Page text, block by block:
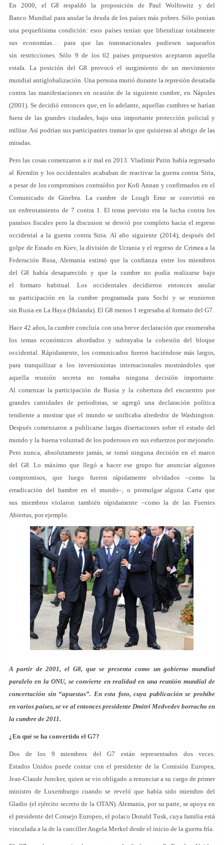
En 2000, el G8 respaldó la proposición de Paul Wolfowitz y del
Banco Mundial para anular la deuda de los países más pobres. Sólo ponían
una pequeñísima condición: esos países tenían que liberalizar totalmente
sus economías… para que las transnacionales pudiesen saquearlos
sin restricciones. Sólo 9 de los 62 países propuestos aceptaron aquella
estafa. La posición del G8 provocó el surgimiento de un movimiento
mundial antiglobalización. Una persona murió durante la represión desatada
contra las manifestaciones en ocasión de la siguiente cumbre, en Nápoles
(2001). Se decidió entonces que, en lo adelante, aquellas cumbres se harían
fuera de las grandes ciudades, bajo una importante protección policial y
militar. Así podrían sus participantes tramar lo que quisieran al abrigo de las
miradas.
Pero las cosas comenzaron a ir mal en 2013. Vladimir Putin había regresado
al Kremlin y los occidentales acababan de reactivar la guerra contra Siria,
a pesar de los compromisos contraídos por Kofi Annan y confirmados en el
Comunicado de Ginebra. La cumbre de Lough Erne se convirtió en
un enfrentamiento de 7 contra 1. El tema previsto era la lucha contra los
paraísos fiscales pero la discusion se desvió por completo hacia el regreso
occidental a la guerra contra Siria. Al año siguiente (2014), después del
golpe de Estado en Kiev, la división de Ucrania y el regreso de Crimea a la
Federación Rusa, Alemania estimó que la confianza entre los miembros
del G8 había desaparecido y que la cumbre no podía realizarse bajo
el formato habitual. Los occidentales decidieron entonces anular
su participación en la cumbre programada para Sochi y se reunieron
sin Rusia en La Haya (Holanda). El G8 menos 1 regresaba al formato del G7.
Hace 42 años, la cumbre concluía con una breve declaración que enumeraba
los temas económicos abordados y subrayaba la cohesión del bloque
occidental. Rápidamente, los comunicados fueron haciéndose más largos,
para tranquilizar a los inversionistas internacionales mostrándoles que
aquella reunión secreta no tomaba ninguna decisión importante.
Al comenzar la participación de Rusia y la cobertura del encuentro por
grandes cantidades de periodistas, se agregó una declaración política
tendiente a mostrar que el mundo se unificaba alrededor de Washington.
Después comenzaron a publicarse largas disertaciones sobre el estado del
mundo y la buena voluntad de los poderosos en sus esfuerzos por mejorarlo.
Pero nunca, absolutamente jamás, se tomó ninguna decisión en el marco
del G8. Lo máximo que llegó a hacer ese grupo fue anunciar algunos
compromisos, que luego fueron rápidamente olvidados –como la
erradicación del hambre en el mundo–, o promulgar alguna Carta que
sus miembros violaron también rápidamente –como la de las Fuentes
Abiertas, por ejemplo.
A partir de 2001, el G8, que se presenta como un gobierno mundial
paralelo en la ONU, se convierte en realidad en una reunión mundial de
concertación sin “apuestas”. En esta foto, cuya publicación se prohíbe
en varios países, se ve al entonces presidente Dmitri Medvedev borracho en
la cumbre de 2011.
¿En qué se ha convertido el G7?
Dos de los 9 miembros del G7 están representados dos veces.
Estados Unidos puede contar con el presidente de la Comisión Europea,
Jean-Claude Juncker, quien se vio obligado a renunciar a su cargo de primer
ministro de Luxemburgo cuando se reveló que había sido miembro del
Gladio (el ejército secreto de la OTAN). Alemania, por su parte, se apoya en
el presidente del Consejo Europeo, el polaco Donald Tusk, cuya familia está
vinculada a la de la canciller Angela Merkel desde el inicio de la guerra fría.